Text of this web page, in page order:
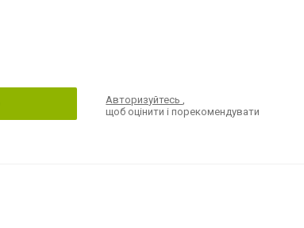
Авторизуйтесь,
щоб оцінити і порекомендувати